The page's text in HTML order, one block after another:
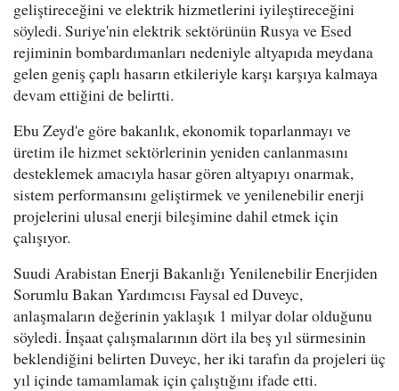
geliştireceğini ve elektrik hizmetlerini iyileştireceğini
söyledi. Suriye'nin elektrik sektörünün Rusya ve Esed
rejiminin bombardımanları nedeniyle altyapıda meydana
gelen geniş çaplı hasarın etkileriyle karşı karşıya kalmaya
devam ettiğini de belirtti.
Ebu Zeyd'e göre bakanlık, ekonomik toparlanmayı ve
üretim ile hizmet sektörlerinin yeniden canlanmasını
desteklemek amacıyla hasar gören altyapıyı onarmak,
sistem performansını geliştirmek ve yenilenebilir enerji
projelerini ulusal enerji bileşimine dahil etmek için
çalışıyor.
Suudi Arabistan Enerji Bakanlığı Yenilenebilir Enerjiden
Sorumlu Bakan Yardımcısı Faysal ed Duveyc,
anlaşmaların değerinin yaklaşık 1 milyar dolar olduğunu
söyledi. İnşaat çalışmalarının dört ila beş yıl sürmesinin
beklendiğini belirten Duveyc, her iki tarafın da projeleri üç
yıl içinde tamamlamak için çalıştığını ifade etti.